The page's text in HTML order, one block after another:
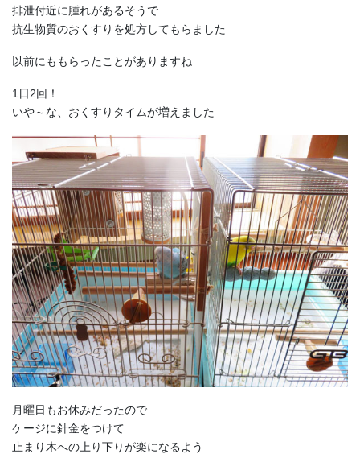
排泄付近に腫れがあるそうで
抗生物質のおくすりを処方してもらました
以前にももらったことがありますね
1日2回！
いや～な、おくすりタイムが増えました
月曜日もお休みだったので
ケージに針金をつけて
止まり木への上り下りが楽になるよう